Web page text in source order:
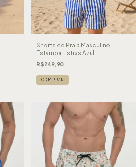
Shorts de Praia Masculino
Estampa Listras Azul
R$249,90
COMPRAR